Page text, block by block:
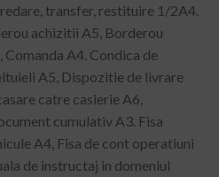
transfer, restituire 1/2A4.
achizitii A5, Borderou
A4. Condica de
A5, Dispozitie de livrare
catre casierie A6,
cumulativ A3. Fisa
A4, Fisa de cont operatiuni
de instructaj in domeniul